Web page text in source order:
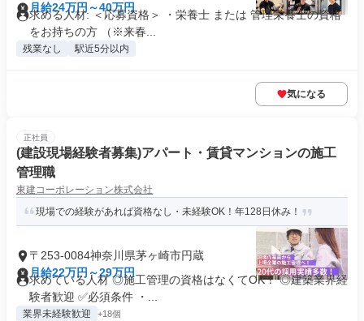
月給24万円～40万円
求める人材: ＜応募資格＞ ・栄養士 または 管理栄養士の資格
をお持ちの方 （※来春...
残業なし 駅近5分以内
気になる
正社員
(建設現場経験者募集)アパート・賃貸マンションの施工
管理職
東建コーポレーション株式会社
現場での経験があれば資格なし・未経験OK！年128日休み！
〒253-0084神奈川県茅ヶ崎市円蔵
月給22万円～29万円
求めている人材 ◎施工管理の資格はなくてOK！ ◎建築業界経
験者歓迎 ✅必須条件 ・...
業界未経験歓迎 +18個